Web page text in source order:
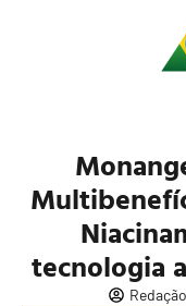
tecnologia
Redação